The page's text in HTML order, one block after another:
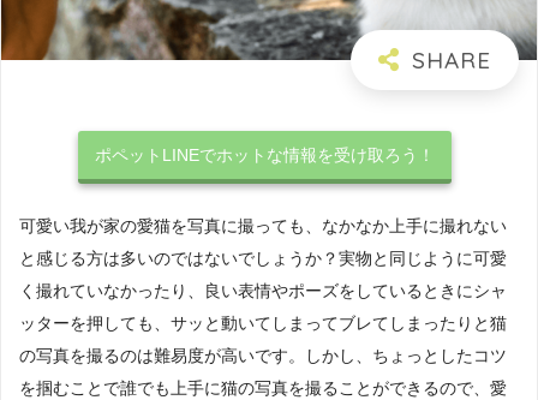
ポペットLINEでホットな情報を受け取ろう！
可愛い我が家の愛猫を写真に撮っても、なかなか上手に撮れない
と感じる方は多いのではないでしょうか？実物と同じように可愛
く撮れていなかったり、良い表情やポーズをしているときにシャ
ッターを押しても、サッと動いてしまってブレてしまったりと猫
の写真を撮るのは難易度が高いです。しかし、ちょっとしたコツ
を掴むことで誰でも上手に猫の写真を撮ることができるので、愛